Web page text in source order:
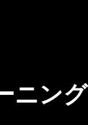
ニング